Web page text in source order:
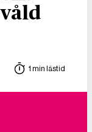
1 min lästid